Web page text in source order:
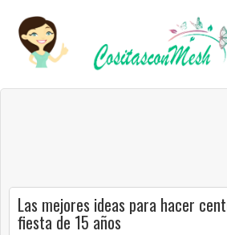
Las mejores ideas para hacer
fiesta de 15 años